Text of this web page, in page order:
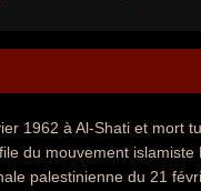
1962 à Al-Shati et mort
du mouvement
palestinienne du 21